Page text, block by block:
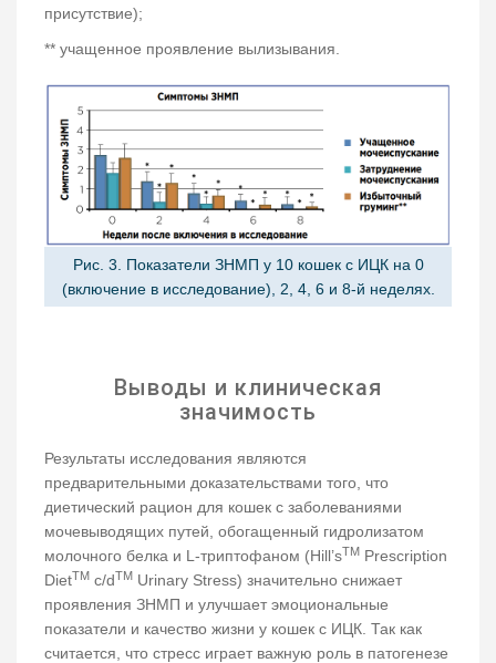
присутствие);
** учащенное проявление вылизывания.
Рис. 3. Показатели ЗНМП у 10 кошек с ИЦК на 0
(включение в исследование), 2, 4, 6 и 8-й неделях.
Выводы и клиническая
значимость
Результаты исследования являются
предварительными доказательствами того, что
диетический рацион для кошек с заболеваниями
мочевыводящих путей, обогащенный гидролизатом
молочного белка и L-триптофаном (Hill’sTM
DietTM c/dTM Urinary Stress) значительно снижает
проявления ЗНМП и улучшает эмоциональные
показатели и качество жизни у кошек с ИЦК. Так как
считается, что стресс играет важную роль в патогенезе